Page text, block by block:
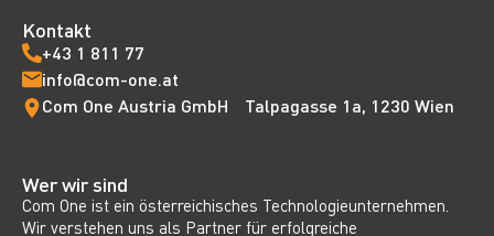
Kontakt
+43 1 811 77
info@com-one.at
Com One Austria GmbH Talpagasse 1a, 1230 Wien
Wer wir sind
Com One ist ein österreichisches Technologieunternehmen.
Wir verstehen uns als Partner für erfolgreiche